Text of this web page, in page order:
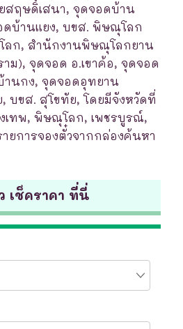
สฤษดิ์เสนา, จุดจอดบ้าน
ดบ้านแยง, บขส. พิษณุโลก
ลก, สำนักงานพิษณุโลกยาน
ม), จุดจอด อ.เขาค้อ, จุดจอด
นกง, จุดจอดอุทยาน
บขส. สุโขทัย, โดยมีจังหวัดที่
เทพ, พิษณุโลก, เพชรบูรณ์,
ยการจองตั๋วจากกล่องค้นหา
เช็คราคา ที่นี่